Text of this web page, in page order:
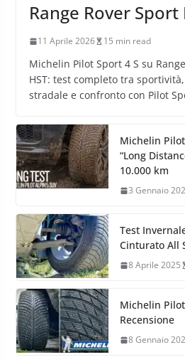
Range Rover Sport
11 Aprile 2026 15 min read
Michelin Pilot Sport 4 S su
HST: test completo tra
stradale e confronto con Pilot
Michelin
“Long
10.000 km
3 Gennaio
Test
Cinturato All
8 Aprile 2025
Michelin
Recensione
8 Gennaio